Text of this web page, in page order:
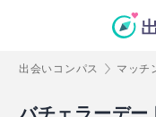
出会いコンパス マッチ